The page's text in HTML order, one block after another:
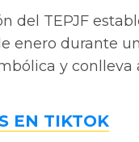
del TEPJF
enero durante
y
EN TIKTOK